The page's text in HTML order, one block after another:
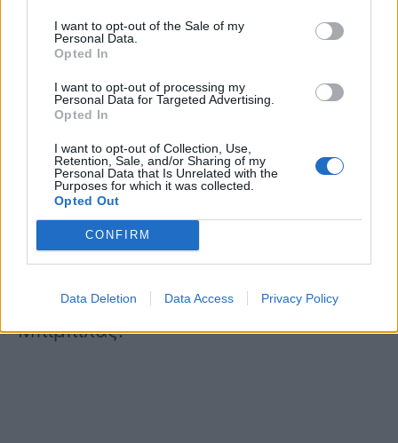
I want to opt-out of the Sale of my
Personal Data.
Opted In
I want to opt-out of processing my
Personal Data for Targeted Advertising.
Opted In
I want to opt-out of Collection, Use,
Retention, Sale, and/or Sharing of my
Personal Data that Is Unrelated with the
Purposes for which it was collected.
Opted Out
CONFIRM
Data Deletion Data Access Privacy Policy
Η εξόδιος ακολουθία θα γίνει αύριο
Παρασκευή από τον καθολικό Ιερό
Ναό του Αγίου Παύλου στον Πειραιά
στις 10 το πρωί (Φίλωνος 23). Στο
ημερολόγιο του ΤΑΣΕΗ 2020 που ήταν
αφιερωμένο στους ΕΛΛΗΝΕΣ
καλλιτέχνες που έδρασαν στο
εξωτερικό τον είχαμε τιμήσει. Καλό
ταξίδι Γιάννη μου» έγραψε ο Σπύρος
Μπιμπίλας.